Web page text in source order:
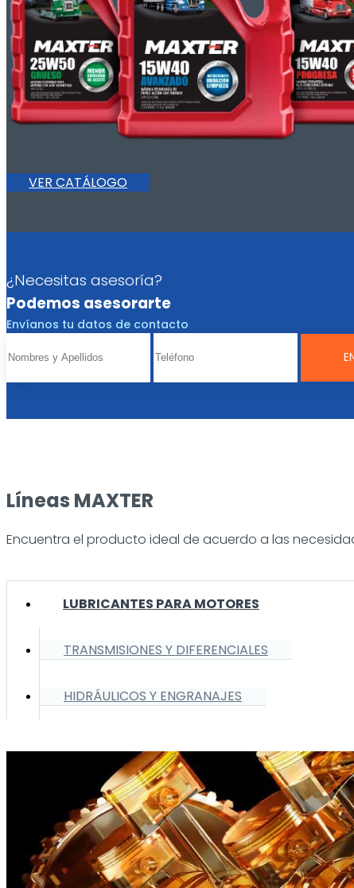
VER CATÁLOGO
¿Necesitas asesoría?
Podemos asesorarte
Envíanos tu datos de contacto
Líneas MAXTER
Encuentra el producto ideal de acuerdo a las
LUBRICANTES PARA MOTORES
TRANSMISIONES Y DIFERENCIALES
HIDRÁULICOS Y ENGRANAJES